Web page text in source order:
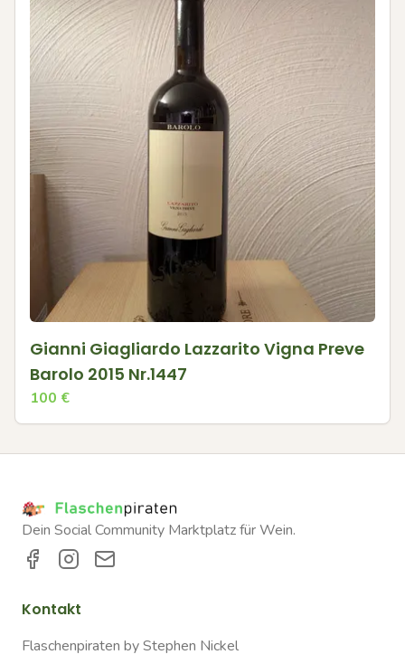
Gianni Giagliardo Lazzarito Vigna Preve
Barolo 2015 Nr.1447
100 €
Dein Social Community Marktplatz für Wein.
Kontakt
Flaschenpiraten by Stephen Nickel